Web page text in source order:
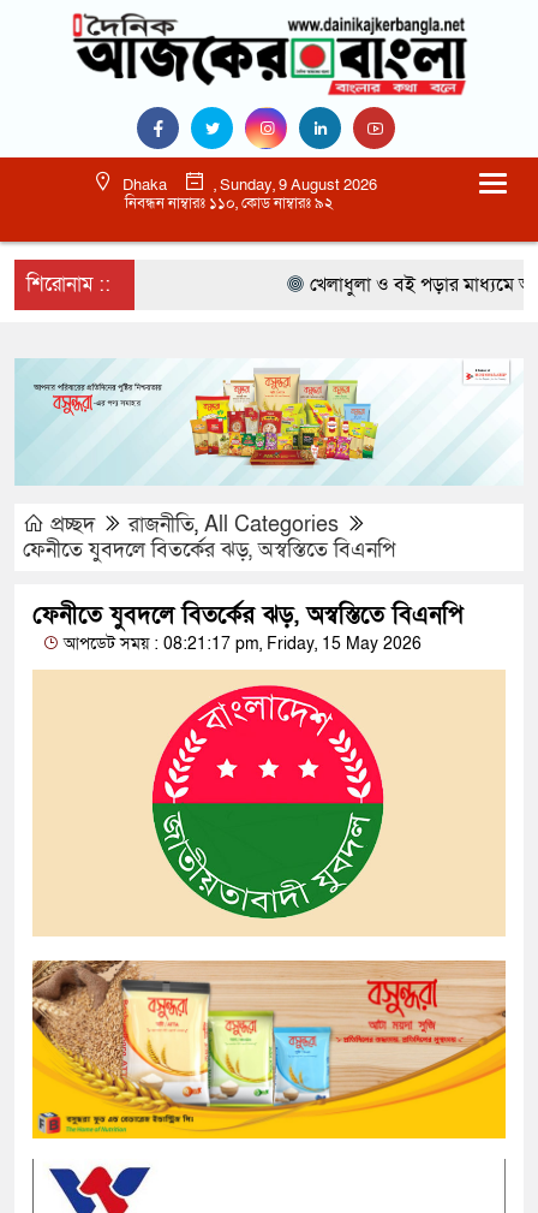
Dhaka
, Sunday, 9 August 2026
নিবন্ধন নাম্বারঃ ১১০, কোড নাম্বারঃ ৯২
শিরোনাম :: খেলাধুলা ও বই পড়ার মাধ্যমে
প্রচ্ছদ রাজনীতি, All Categories
ফেনীতে যুবদলে বিতর্কের ঝড়, অস্বস্তিতে বিএনপি
ফেনীতে যুবদলে বিতর্কের ঝড়, অস্বস্তিতে বিএনপি
আপডেট সময় : 08:21:17 pm, Friday, 15 May 2026